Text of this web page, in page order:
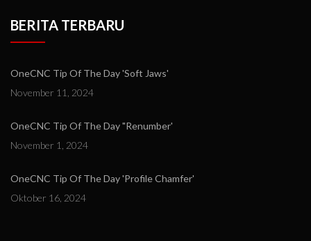
BERITA TERBARU
OneCNC Tip Of The Day 'Soft Jaws'
November 11, 2024
OneCNC Tip Of The Day "Renumber'
November 1, 2024
OneCNC Tip Of The Day 'Profile Chamfer'
Oktober 16, 2024